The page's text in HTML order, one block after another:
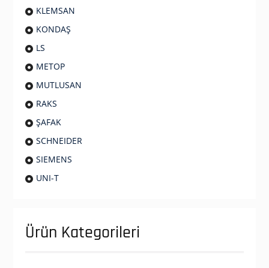
KLEMSAN
KONDAŞ
LS
METOP
MUTLUSAN
RAKS
ŞAFAK
SCHNEIDER
SIEMENS
UNI-T
Ürün Kategorileri